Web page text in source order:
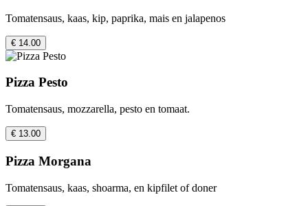
Tomatensaus, kaas, kip, paprika, mais en jalapenos
€ 14.00
Pizza Pesto
Tomatensaus, mozzarella, pesto en tomaat.
€ 13.00
Pizza Morgana
Tomatensaus, kaas, shoarma, en kipfilet of doner